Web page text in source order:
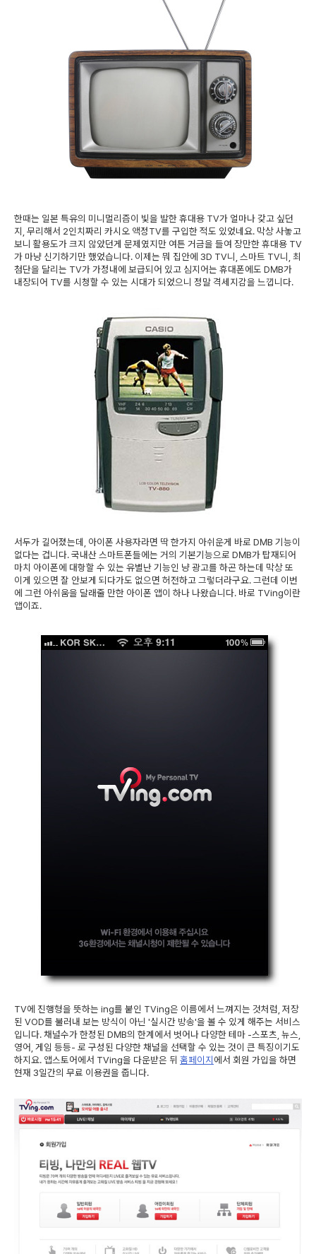
한때는 일본 특유의 미니멀리즘이 빛을 발한 휴대용 TV가 얼마나 갖고 싶던
지, 무리해서 2인치짜리 카시오 액정TV를 구입한 적도 있었네요. 막상 사놓고
보니 활용도가 크지 않았던게 문제였지만 여튼 거금을 들여 장만한 휴대용 TV
가 마냥 신기하기만 했었습니다. 이제는 뭐 집안에 3D TV니, 스마트 TV니, 최
첨단을 달리는 TV가 가정내에 보급되어 있고 심지어는 휴대폰에도 DMB가
내장되어 TV를 시청할 수 있는 시대가 되었으니 정말 격세지감을 느낍니다.
서두가 길어졌는데, 아이폰 사용자라면 딱 한가지 아쉬운게 바로 DMB 기능이
없다는 겁니다. 국내산 스마트폰들에는 거의 기본기능으로 DMB가 탑재되어
마치 아이폰에 대항할 수 있는 유별난 기능인 냥 광고를 하곤 하는데 막상 또
이게 있으면 잘 안보게 되다가도 없으면 허전하고 그렇더라구요. 그런데 이번
에 그런 아쉬움을 달래줄 만한 아이폰 앱이 하나 나왔습니다. 바로 TVing이란
앱이죠.
TV에 진행형을 뜻하는 ing를 붙인 TVing은 이름에서 느껴지는 것처럼, 저장
된 VOD를 불러내 보는 방식이 아닌 '실시간 방송'을 볼 수 있게 해주는 서비스
입니다. 채널수가 한정된 DMB의 한계에서 벗어나 다양한 테마 -스포츠, 뉴스,
영어, 게임 등등- 로 구성된 다양한 채널을 선택할 수 있는 것이 큰 특징이기도
하지요. 앱스토어에서 TVing을 다운받은 뒤 홈페이지에서 회원 가입을 하면
현재 3일간의 무료 이용권을 줍니다.